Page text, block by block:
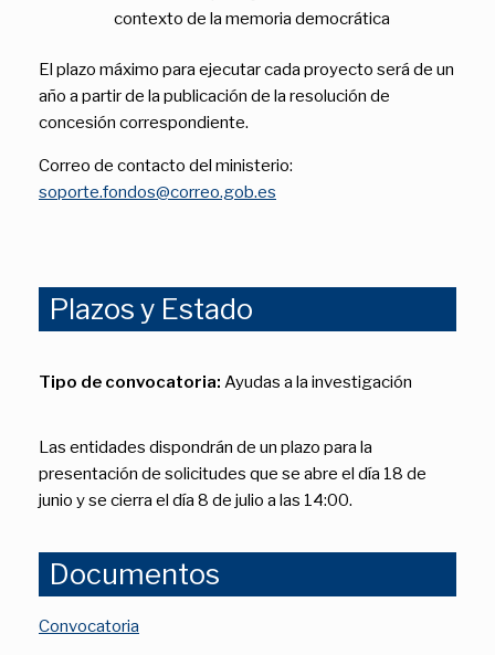
contexto de la memoria democrática
El plazo máximo para ejecutar cada proyecto será de un
año a partir de la publicación de la resolución de
concesión correspondiente.
Correo de contacto del ministerio:
soporte.fondos@correo.gob.es
Plazos y Estado
Tipo de convocatoria: Ayudas a la investigación
Las entidades dispondrán de un plazo para la
presentación de solicitudes que se abre el día 18 de
junio y se cierra el día 8 de julio a las 14:00.
Documentos
Convocatoria